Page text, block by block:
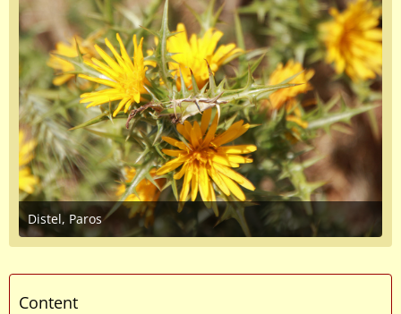
Distel, Paros
August 23, 2017 at 11:28 AM
Content